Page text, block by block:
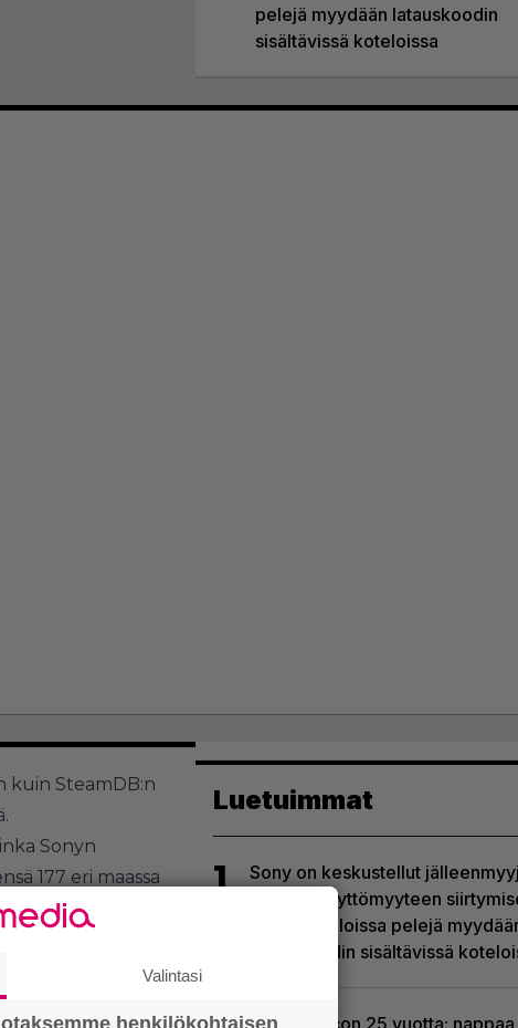
pelejä myydään latauskoodin
sisältävissä koteloissa
kuin SteamDB:n
Sonyn
177 eri maassa
saatavilla.
pelaajat
on
Luetuimmat
1
Sony on keskustellut
kanssa levyttömyyteen
– Yhdysvalloissa pelejä
latauskoodin sisältävissä
Ghost Recon 25 vuotta:
Valintasi
henkilökohtaisen